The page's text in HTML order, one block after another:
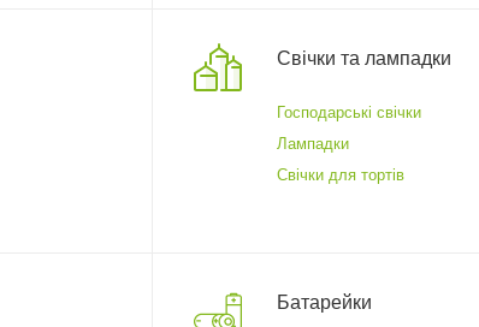
Свічки та лампадки
Господарські свічки
Лампадки
Свічки для тортів
Батарейки